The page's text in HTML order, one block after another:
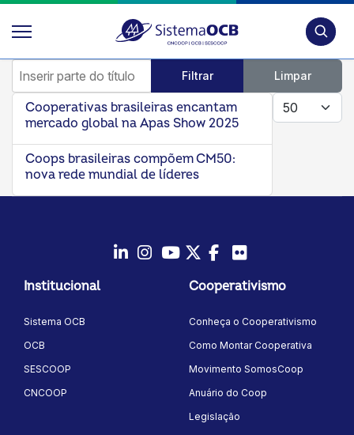
Inserir parte do título
Filtrar Limpar
Mostrar #
Cooperativas brasileiras encantam
mercado global na Apas Show 2025
Coops brasileiras compõem CM50:
nova rede mundial de líderes
Instagram
YoutubeTwitter/X
Facebook
Institucional
Sistema OCB
OCB
SESCOOP
CNCOOP
Cooperativismo
Conheça o Cooperativismo
Como Montar Cooperativa
Movimento SomosCoop
Anuário do Coop
Legislação